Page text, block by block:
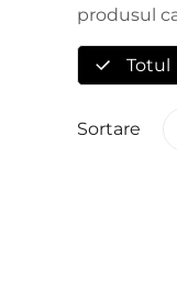
produsul
Totul
Sortare